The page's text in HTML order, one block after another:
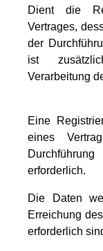
Dient die
Vertrages,
der
ist
Verarbeitung
Eine
eines
erforderlich.
Die Daten
Erreichung
erforderlich